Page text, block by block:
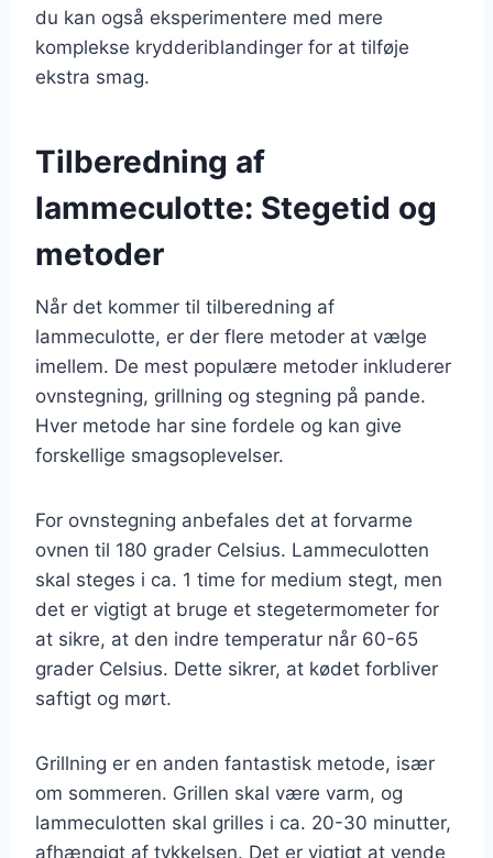
du kan også eksperimentere med mere
komplekse krydderiblandinger for at tilføje
ekstra smag.
Tilberedning af
lammeculotte: Stegetid og
metoder
Når det kommer til tilberedning af
lammeculotte, er der flere metoder at vælge
imellem. De mest populære metoder inkluderer
ovnstegning, grillning og stegning på pande.
Hver metode har sine fordele og kan give
forskellige smagsoplevelser.
For ovnstegning anbefales det at forvarme
ovnen til 180 grader Celsius. Lammeculotten
skal steges i ca. 1 time for medium stegt, men
det er vigtigt at bruge et stegetermometer for
at sikre, at den indre temperatur når 60-65
grader Celsius. Dette sikrer, at kødet forbliver
saftigt og mørt.
Grillning er en anden fantastisk metode, især
om sommeren. Grillen skal være varm, og
lammeculotten skal grilles i ca. 20-30 minutter,
afhængigt af tykkelsen. Det er vigtigt at vende